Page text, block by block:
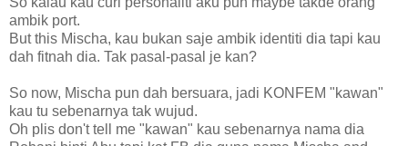
ambik port.
But this Mischa, kau bukan saje ambik identiti dia tapi kau
dah fitnah dia. Tak pasal-pasal je kan?
So now, Mischa pun dah bersuara, jadi KONFEM "kawan"
kau tu sebenarnya tak wujud.
Oh plis don't tell me "kawan" kau sebenarnya nama dia